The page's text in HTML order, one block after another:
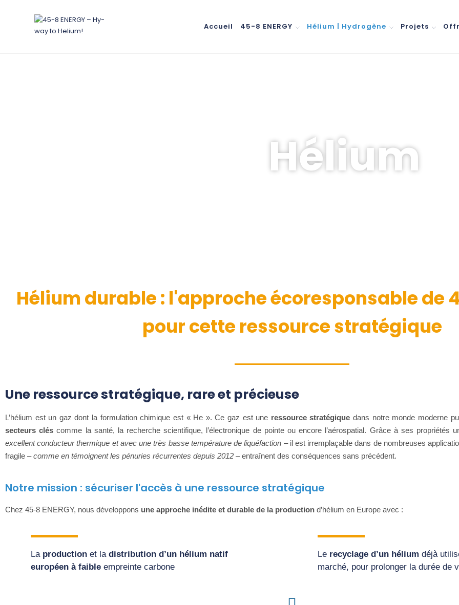
Accueil 45-8 ENERGY Hélium | Hydrogène Projets
Hélium
Hélium durable : l'approche écoresponsable de
pour cette ressource stratégique
Une ressource stratégique, rare et précieuse
L’hélium est un gaz dont la formulation chimique est « He ». Ce gaz est une ressource stratégique dans notre monde moderne
secteurs clés comme la santé, la recherche scientifique, l’électronique de pointe ou encore l’aérospatial. Grâce à ses propriétés
excellent conducteur thermique et avec une très basse température de liquéfaction – il est irremplaçable dans de nombreuses
fragile –comme en témoignent les pénuries récurrentes depuis 2012 – entraînent des conséquences sans précédent.
Notre mission : sécuriser l'accès à une ressource stratégique
Chez 45-8 ENERGY, nous développons une approche inédite et durable de la production d’hélium en Europe avec :
La production et la distribution d’un hélium natif
européen à faible empreinte carbone
Le recyclage d’un hélium déjà
marché, pour prolonger la durée de